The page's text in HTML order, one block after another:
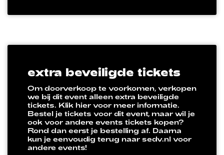
extra beveiligde tickets
Om doorverkoop te voorkomen, verkopen
we bij dit event alleen extra beveiligde
tickets. Klik hier voor meer informatie.
Bestel je tickets voor dit event, maar wil je
ook voor andere events tickets kopen?
Rond dan eerst je bestelling af. Daarna
kun je eenvoudig terug naar sedv.nl voor
andere events!